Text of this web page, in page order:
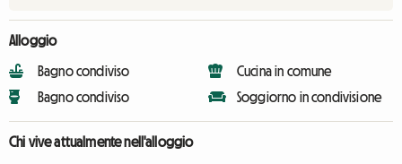
Alloggio
Bagno condiviso
Bagno condiviso
Cucina in comune
Soggiorno in condivisione
Chi vive attualmente nell'alloggio